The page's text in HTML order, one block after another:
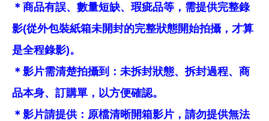
＊商品有誤、數量短缺、瑕疵品等，需提供完整錄
影(從外包裝紙箱未開封的完整狀態開始拍攝，才算
是全程錄影)。
＊影片需清楚拍攝到：未拆封狀態、拆封過程、商
品本身、訂購單，以方便確認。
＊影片請提供：原檔清晰開箱影片，請勿提供無法